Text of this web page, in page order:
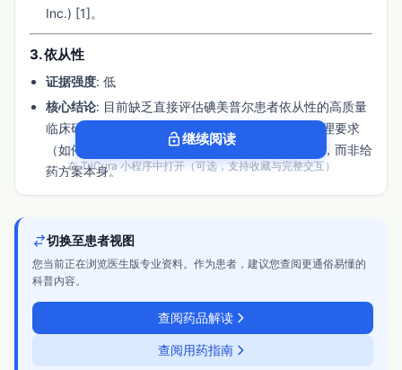
Inc.) [1]。
3. 依从性
证据强度: 低
核心结论: 目前缺乏直接评估碘美普尔患者依从性的高质量
临床研究。其依从性挑战主要源于复杂的用药前管理要求
（如停药、肾功能评估）及对严重不良反应的担忧，而非给
药方案本身。
关键支持数据: 无直接量化数据。依从性影响因素可间接推
等，增加了用药复杂性[1][3]。②需进行肾功能、过敏史等
评估，可能影响检查及时性[1][2]。
关键参考文献
lock_open继续阅读
在 TriCura 小程序中打开（可选，支持收藏与完整交互）
切换至患者视图
您当前正在浏览医生版专业资料。作为患者，建议您查阅更通俗易懂的
科普内容。
查阅药品解读
查阅用药指南